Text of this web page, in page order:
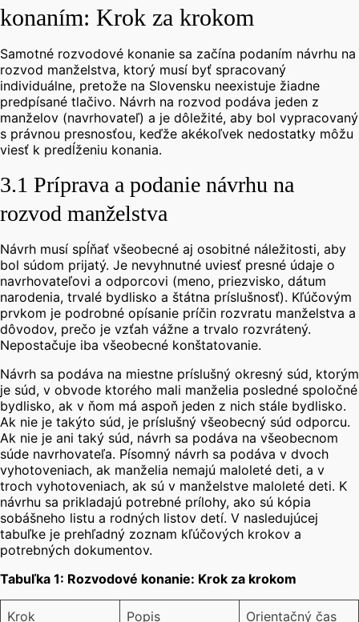
konaním: Krok za krokom
Samotné rozvodové konanie sa začína podaním návrhu na
rozvod manželstva, ktorý musí byť spracovaný
individuálne, pretože na Slovensku neexistuje žiadne
predpísané tlačivo. Návrh na rozvod podáva jeden z
manželov (navrhovateľ) a je dôležité, aby bol vypracovaný
s právnou presnosťou, keďže akékoľvek nedostatky môžu
viesť k predĺženiu konania.
3.1 Príprava a podanie návrhu na
rozvod manželstva
Návrh musí spĺňať všeobecné aj osobitné náležitosti, aby
bol súdom prijatý. Je nevyhnutné uviesť presné údaje o
navrhovateľovi a odporcovi (meno, priezvisko, dátum
narodenia, trvalé bydlisko a štátna príslušnosť). Kľúčovým
prvkom je podrobné opísanie príčin rozvratu manželstva a
dôvodov, prečo je vzťah vážne a trvalo rozvrátený.
Nepostačuje iba všeobecné konštatovanie.
Návrh sa podáva na miestne príslušný okresný súd, ktorým
je súd, v obvode ktorého mali manželia posledné spoločné
bydlisko, ak v ňom má aspoň jeden z nich stále bydlisko.
Ak nie je takýto súd, je príslušný všeobecný súd odporcu.
Ak nie je ani taký súd, návrh sa podáva na všeobecnom
súde navrhovateľa. Písomný návrh sa podáva v dvoch
vyhotoveniach, ak manželia nemajú maloleté deti, a v
troch vyhotoveniach, ak sú v manželstve maloleté deti. K
návrhu sa prikladajú potrebné prílohy, ako sú kópia
sobášneho listu a rodných listov detí. V nasledujúcej
tabuľke je prehľadný zoznam kľúčových krokov a
potrebných dokumentov.
Tabuľka 1: Rozvodové konanie: Krok za krokom
Krok Popis Orientačný čas